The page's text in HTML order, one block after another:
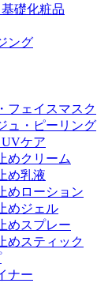
礎化粧品
ング
フェイスマスク
ュ・ピーリング
ケア
めクリーム
め乳液
めローション
めジェル
めスプレー
めスティック
ナー